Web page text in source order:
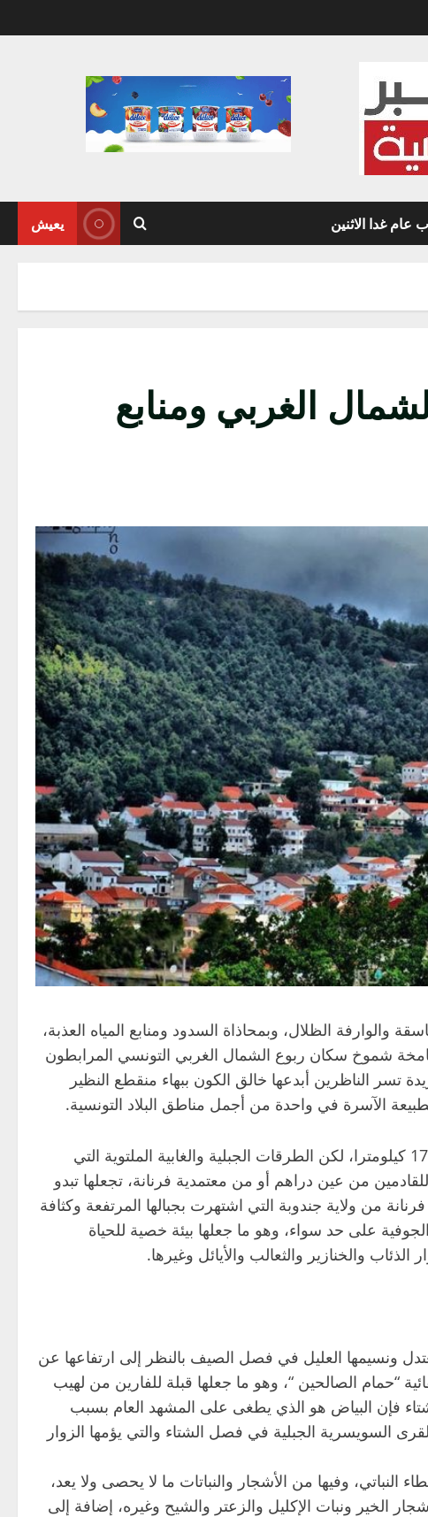
غدا الاثنين يعيش
الغربي ومنابع
والوارفة الظلال، وبمحاذاة السدود ومنابع المياه العذبة،
شموخ سكان ربوع الشمال الغربي التونسي المرابطون
تسر الناظرين أبدعها خالق الكون ببهاء منقطع النظير
الآسرة في واحدة من أجمل مناطق البلاد التونسية.
تقع مدينة بني مطير غرب مدينة تونس العاصمة على بعد 170 كيلومترا، لكن الطرقات الجبلية والغابية الملتوية التي
من عين دراهم أو من معتمدية فرنانة، تجعلها تبدو
من ولاية جندوبة التي اشتهرت بجبالها المرتفعة وكثافة
على حد سواء، وهو ما جعلها بيئة خصية للحياة
والخنازير والثعالب والأيائل وغيرها.
ونسيمها العليل في فصل الصيف بالنظر إلى ارتفاعها عن
الصالحين “، وهو ما جعلها قبلة للفارين من لهيب
فإن البياض هو الذي يطغى على المشهد العام بسبب
السويسرية الجبلية في فصل الشتاء والتي يؤمها الزوار
النباتي، وفيها من الأشجار والنباتات ما لا يحصى ولا يعد،
الخير ونبات الإكليل والزعتر والشيح وغيره، إضافة إلى